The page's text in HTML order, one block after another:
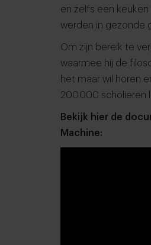
en zelfs een
werden in gezonde
Om zijn bereik te
waarmee hij de
het maar wil horen
200.000 scholieren
Bekijk hier de
Machine: